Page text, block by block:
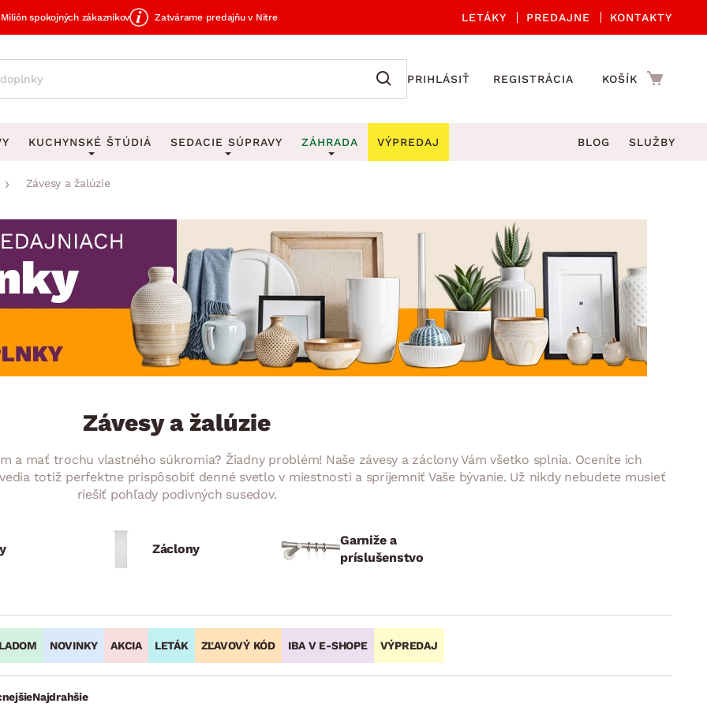
Milión spokojných zákazníkov Zatvárame predajňu v Nitre LETÁKY PREDAJNE KONTAKTY
PRIHLÁSIŤ REGISTRÁCIA KOŠÍK
DEKORÁCIE
Obrazy
Zrkadlá
Zobrazit vše
Vešiaky na kľúče
Stojany na dáždniky
Stojany na noviny
Stojany na oblečenie
Zobrazit vše
Kuchynské príslušenstvo
Kuchynské doplnky
Kúpeľňové doplnky
Záhradné doplnky
Zobrazit vše
DOMÁCE SPOTREBIČE ZÁHRADNÉ DOPLNKY VIANOCE
KUCHYNSKÉ ŠTÚDIÁ SEDACIE SÚPRAVY
Rohové sedacie súpravy
Sedacie súpravy 3-2-1
Sedacie súpravy na mieru
ZÁHRADA
Záhradné stoličky a kreslá
Záhradné lavice
Záhradné stoly
Záhradné hojdačky
Záhradné lehátka
Záhradné doplnky
VÝPREDAJ BLOG SLUŽBY
Závesy a žalúzie
Závesy a žalúzie
a mať trochu vlastného súkromia? Žiadny problém! Naše závesy a záclony Vám všetko splnia. Oceníte ich
totiž perfektne prispôsobiť denné svetlo v miestnosti a spríjemniť Vaše bývanie. Už nikdy nebudete musieť
riešiť pohľady podivných susedov.
Záclony
Garniže a
príslušenstvo
NOVINKY AKCIA LETÁK ZĽAVOVÝ KÓD IBA V E-SHOPE VÝPREDAJ
Najdrahšie